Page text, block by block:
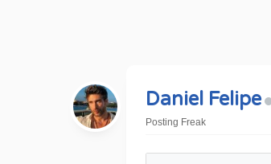
Daniel Felipe
Posting Freak